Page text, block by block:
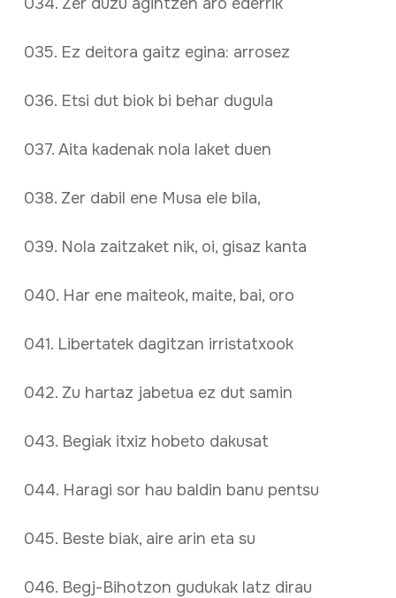
035. Ez deitora gaitz egina: arrosez
036. Etsi dut biok bi behar dugula
037. Aita kadenak nola laket duen
038. Zer dabil ene Musa ele bila,
039. Nola zaitzaket nik, oi, gisaz kanta
040. Har ene maiteok, maite, bai, oro
041. Libertatek dagitzan irristatxook
042. Zu hartaz jabetua ez dut samin
043. Begiak itxiz hobeto dakusat
044. Haragi sor hau baldin banu pentsu
045. Beste biak, aire arin eta su
046. Begj-Bihotzon gudukak latz dirau